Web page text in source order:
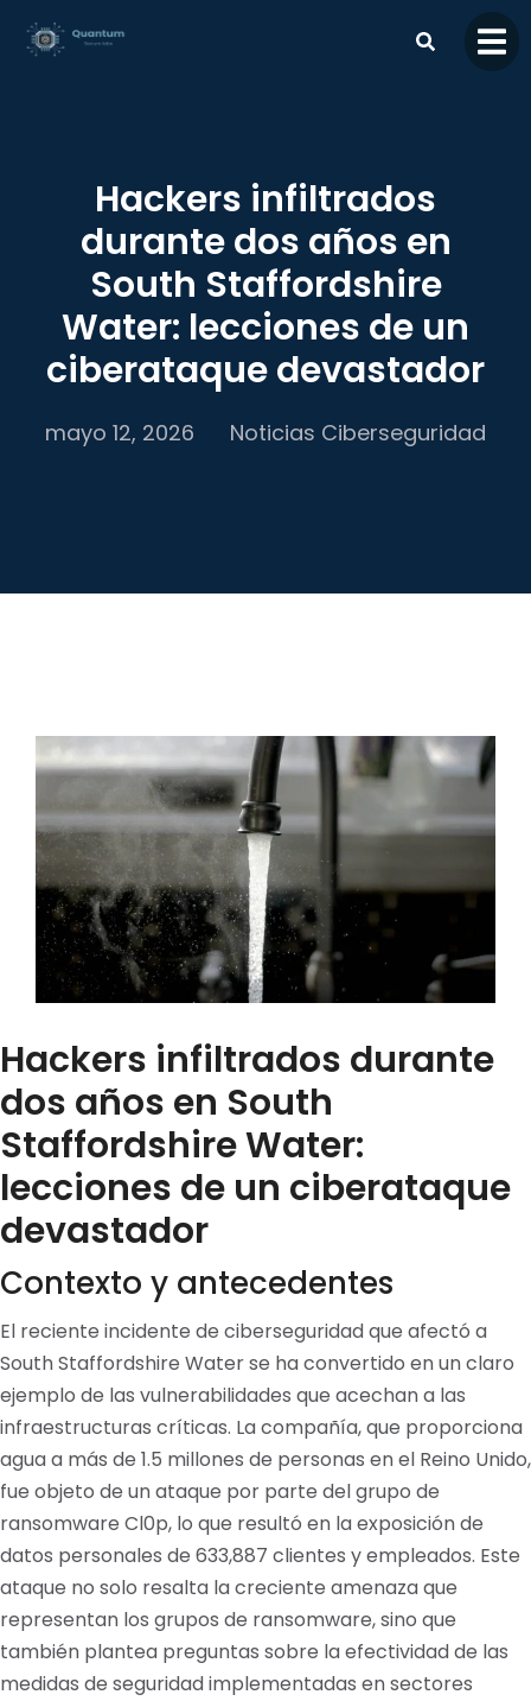
contenido
Hackers infiltrados
durante dos años en
South Staffordshire
Water: lecciones de un
ciberataque devastador
mayo 12, 2026 Noticias Ciberseguridad
Hackers infiltrados durante
dos años en South
Staffordshire Water:
lecciones de un ciberataque
devastador
Contexto y antecedentes
El reciente incidente de ciberseguridad que afectó a
South Staffordshire Water se ha convertido en un claro
ejemplo de las vulnerabilidades que acechan a las
infraestructuras críticas. La compañía, que proporciona
agua a más de 1.5 millones de personas en el Reino Unido,
fue objeto de un ataque por parte del grupo de
ransomware Cl0p, lo que resultó en la exposición de
datos personales de 633,887 clientes y empleados. Este
ataque no solo resalta la creciente amenaza que
representan los grupos de ransomware, sino que
también plantea preguntas sobre la efectividad de las
medidas de seguridad implementadas en sectores